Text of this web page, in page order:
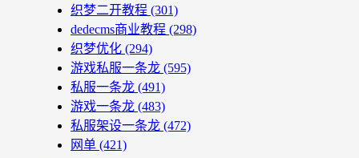
织梦二开教程 (301)
dedecms商业教程 (298)
织梦优化 (294)
游戏私服一条龙 (595)
私服一条龙 (491)
游戏一条龙 (483)
私服架设一条龙 (472)
网单 (421)